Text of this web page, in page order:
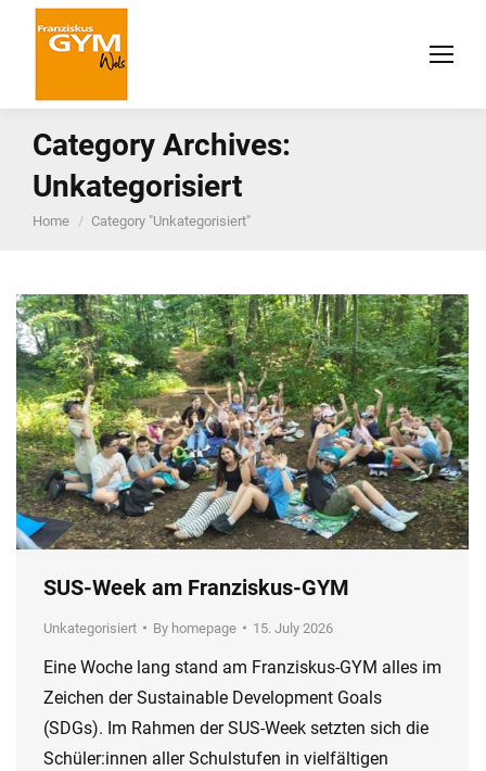
Category Archives:
Unkategorisiert
You are here:
Home Category "Unkategorisiert"
SUS-Week am Franziskus-GYM
Unkategorisiert By homepage 15. July 2026
Eine Woche lang stand am Franziskus-GYM alles im
Zeichen der Sustainable Development Goals
(SDGs). Im Rahmen der SUS-Week setzten sich die
Schüler:innen aller Schulstufen in vielfältigen